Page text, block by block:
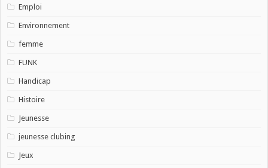
Emploi
Environnement
femme
FUNK
Handicap
Histoire
Jeunesse
jeunesse clubing
Jeux